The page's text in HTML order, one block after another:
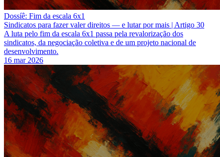
Dossíê: Fim da escala 6x1
Sindicatos para fazer valer direitos — e lutar por mais | Artigo 30
A luta pelo fim da escala 6x1 passa pela revalorização dos
sindicatos, da negociação coletiva e de um projeto nacional de
desenvolvimento.
16 mar 2026